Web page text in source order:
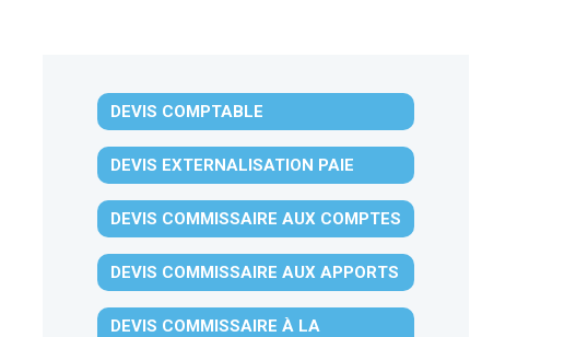
DEVIS COMPTABLE
DEVIS EXTERNALISATION PAIE
DEVIS COMMISSAIRE AUX COMPTES
DEVIS COMMISSAIRE AUX APPORTS
DEVIS COMMISSAIRE À LA